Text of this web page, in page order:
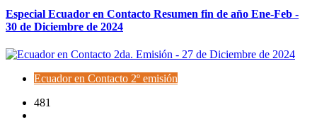
Especial Ecuador en Contacto Resumen fin de año Ene-Feb -
30 de Diciembre de 2024
Ecuador en Contacto 2º emisión
481